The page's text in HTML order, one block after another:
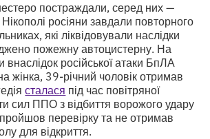
постраждали, серед них —
Нікополі росіяни завдали повторного
які ліквідовували наслідки
пожежну автоцистерну. На
російської атаки БпЛА
жінка, 39-річний чоловік отримав
сталася під час повітряної
сил ППО з відбиття ворожого удару
перевірку та не отримав
для відкриття.